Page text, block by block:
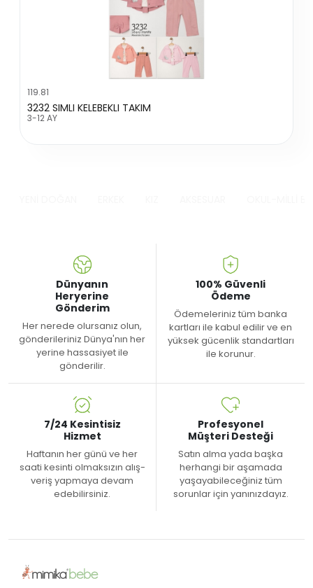
119.81
3232 SIMLI KELEBEKLI TAKIM
3-12 AY
Dünyanın
Heryerine
Gönderim
Her nerede olursanız olun,
gönderileriniz Dünya'nın her
yerine hassasiyet ile
gönderilir.
100% Güvenli
Ödeme
Ödemeleriniz tüm banka
kartları ile kabul edilir ve en
yüksek gücenlik standartları
ile korunur.
7/24 Kesintisiz
Hizmet
Haftanın her günü ve her
saati kesinti olmaksızın alış-
veriş yapmaya devam
edebilirsiniz.
Profesyonel
Müşteri Desteği
Satın alma yada başka
herhangi bir aşamada
yaşayabileceğiniz tüm
sorunlar için yanınızdayız.